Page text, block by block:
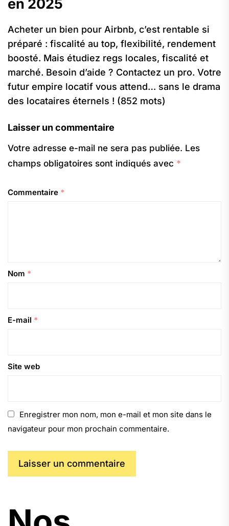
en 2025
Acheter un bien pour Airbnb, c’est rentable si
préparé : fiscalité au top, flexibilité, rendement
boosté. Mais étudiez regs locales, fiscalité et
marché. Besoin d’aide ? Contactez un pro. Votre
futur empire locatif vous attend… sans le drama
des locataires éternels ! (852 mots)
Laisser un commentaire
Votre adresse e-mail ne sera pas publiée. Les
champs obligatoires sont indiqués avec *
Commentaire *
Nom *
E-mail *
Site web
Enregistrer mon nom, mon e-mail et mon site dans le
navigateur pour mon prochain commentaire.